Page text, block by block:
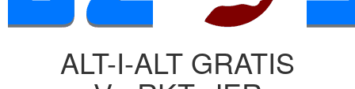
ALT-I-ALT GRATIS